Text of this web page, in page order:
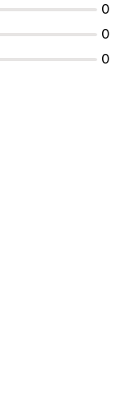
0
0
0